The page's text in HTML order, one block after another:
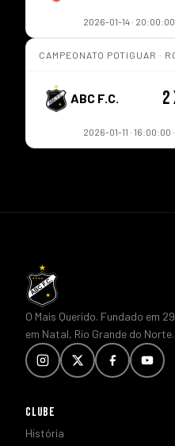
2026-01-14 ·
CAMPEONATO POTIGUAR ·
ABC F.C. 2
2026-01-11 ·
O Mais Querido. Fundado em
em Natal, Rio Grande do Norte.
CLUBE
História